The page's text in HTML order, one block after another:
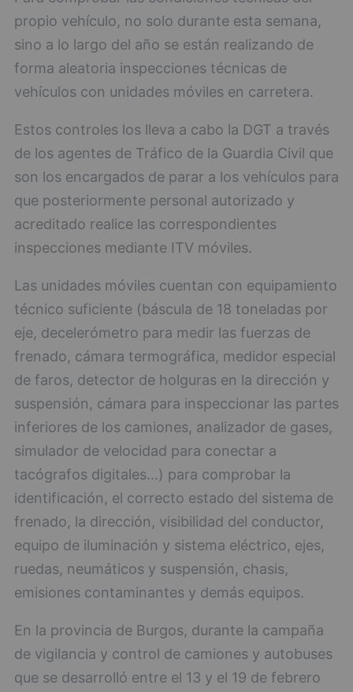
propio vehículo, no solo durante esta semana,
sino a lo largo del año se están realizando de
forma aleatoria inspecciones técnicas de
vehículos con unidades móviles en carretera.
Estos controles los lleva a cabo la DGT a través
de los agentes de Tráfico de la Guardia Civil que
son los encargados de parar a los vehículos para
que posteriormente personal autorizado y
acreditado realice las correspondientes
inspecciones mediante ITV móviles.
Las unidades móviles cuentan con equipamiento
técnico suficiente (báscula de 18 toneladas por
eje, decelerómetro para medir las fuerzas de
frenado, cámara termográfica, medidor especial
de faros, detector de holguras en la dirección y
suspensión, cámara para inspeccionar las partes
inferiores de los camiones, analizador de gases,
simulador de velocidad para conectar a
tacógrafos digitales...) para comprobar la
identificación, el correcto estado del sistema de
frenado, la dirección, visibilidad del conductor,
equipo de iluminación y sistema eléctrico, ejes,
ruedas, neumáticos y suspensión, chasis,
emisiones contaminantes y demás equipos.
En la provincia de Burgos, durante la campaña
de vigilancia y control de camiones y autobuses
que se desarrolló entre el 13 y el 19 de febrero